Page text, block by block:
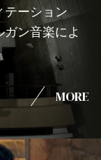
テーション
ン音楽によ
MORE